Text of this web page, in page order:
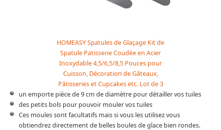
HOMEASY Spatules de Glaçage Kit de
Spatule Patisserie Coudée en Acier
Inoxydable 4,5/6,5/8,5 Pouces pour
Cuisson, Décoration de Gâteaux,
Pâtisseries et Cupcakes etc. Lot de 3
un emporte pièce de 9 cm de diamètre pour détailler vos tuiles
des petits bols pour pouvoir mouler vos tuiles
Ces moules sont facultatifs mais si vous les utilisez vous
obtiendrez directement de belles boules de glace bien rondes.